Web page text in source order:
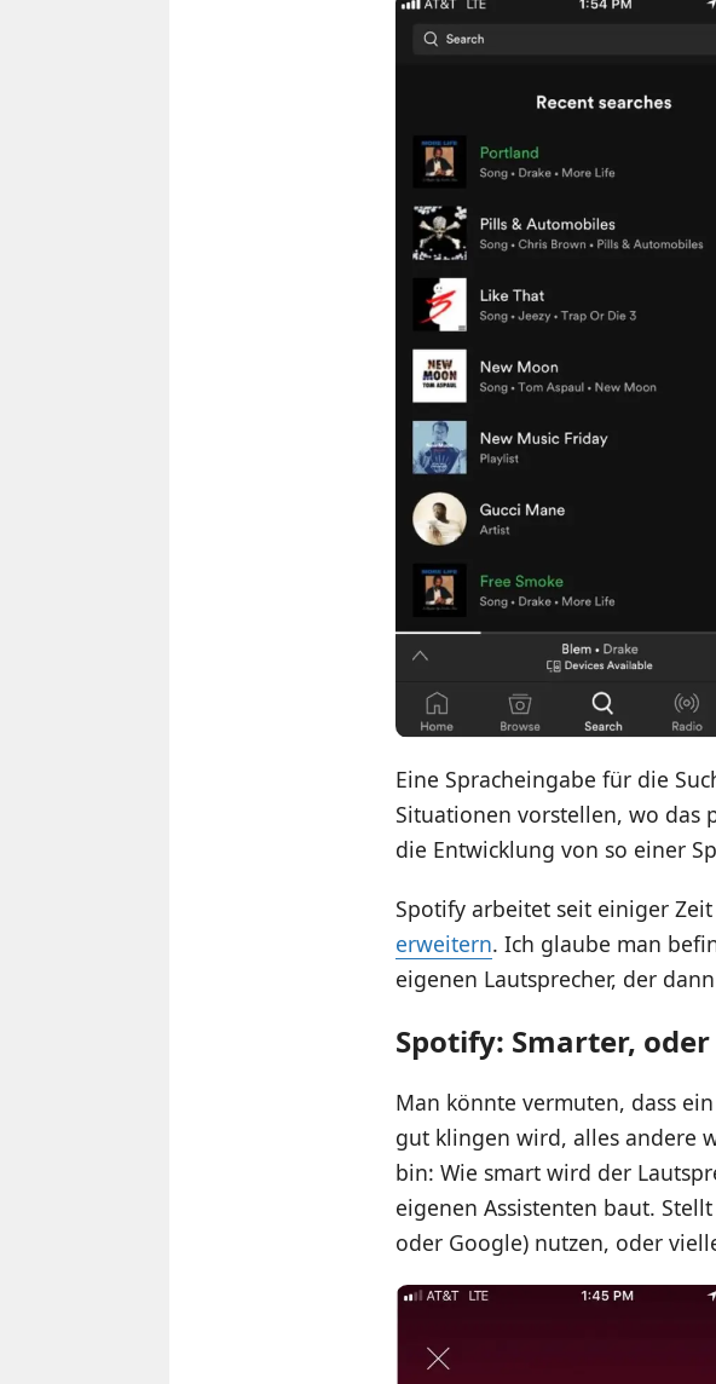
Eine Spracheingabe für die
Situationen vorstellen, wo das
die Entwicklung von so einer
Spotify arbeitet seit einiger Zeit
erweitern. Ich glaube man
eigenen Lautsprecher, der
Spotify: Smarter,
Man könnte vermuten, dass
gut klingen wird, alles andere
bin: Wie smart wird der
eigenen Assistenten baut.
oder Google) nutzen, oder